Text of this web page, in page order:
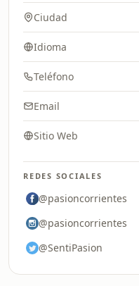
Ciudad
Idioma
Teléfono
Email
Sitio Web
REDES SOCIALES
@pasioncorrientes
@pasioncorrientes
@SentiPasion